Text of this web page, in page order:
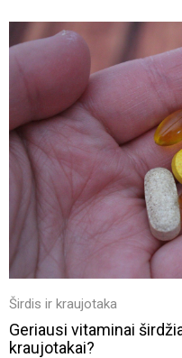
Širdis ir kraujotaka
Geriausi vitaminai
kraujotakai?